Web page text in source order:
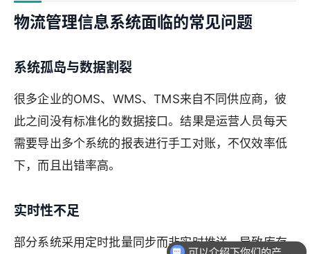
物流管理信息系统面临的常见问题
系统孤岛与数据割裂
很多企业的OMS、WMS、TMS来自不同供应商，彼
此之间没有标准化的数据接口。结果是运营人员每天
需要导出多个系统的报表进行手工对账，不仅效率低
下，而且出错率高。
实时性不足
部分系统采用定时批量同步而非实时推送，导致库存